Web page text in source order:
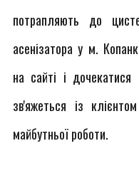
потрапляють до
асенізатора у м.
на сайті і дочекатися
зв'яжеться із
майбутньої роботи.